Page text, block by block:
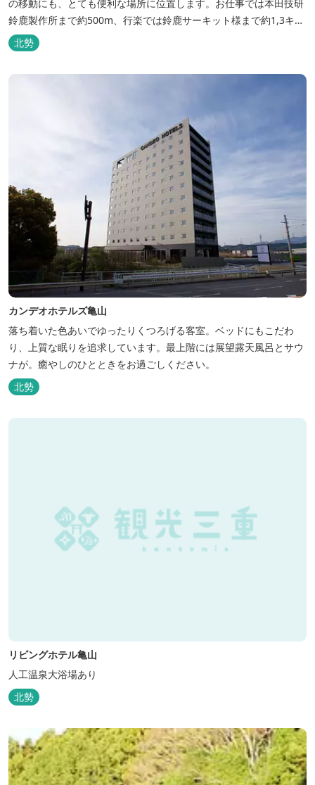
の移動にも、とても便利な場所に位置します。お仕事では本田技研
鈴鹿製作所まで約500m、行楽では鈴鹿サーキット様まで約1,3キ
ロ、スポーツ行事では鈴鹿スポーツガーデン様まで約3キロととて
も近い場所にあります。亀山市へのアクセスも便利でシャープ亀山
工場では約10キロと鈴鹿市では近い場所となっております。
北勢
カンデオホテルズ亀山
落ち着いた色あいでゆったりくつろげる客室。ベッドにもこだわ
り、上質な眠りを追求しています。最上階には展望露天風呂とサウ
ナが。癒やしのひとときをお過ごしください。
北勢
リビングホテル亀山
人工温泉大浴場あり
北勢